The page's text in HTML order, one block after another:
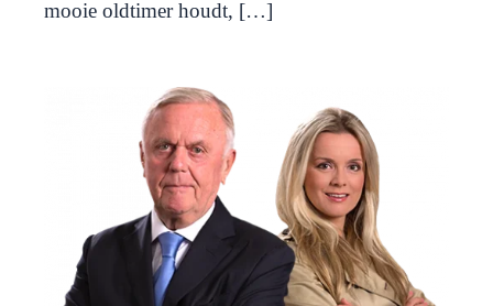
mooie oldtimer houdt, […]